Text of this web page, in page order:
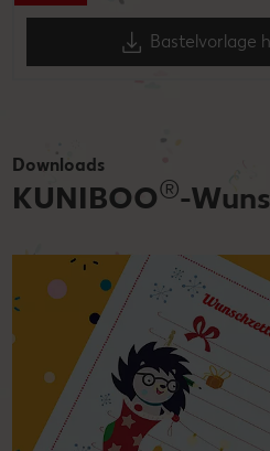
Bastelvorlage
Downloads
KUNIBOO®-